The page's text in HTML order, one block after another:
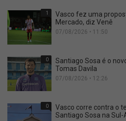
1
Vasco fez uma
Mercado, diz Venê
07/08/2026 • 11:50
0
Santiago Sosa é o
Tomas Davila
07/08/2026 • 12:26
0
Vasco corre contra o
Santiago Sosa na